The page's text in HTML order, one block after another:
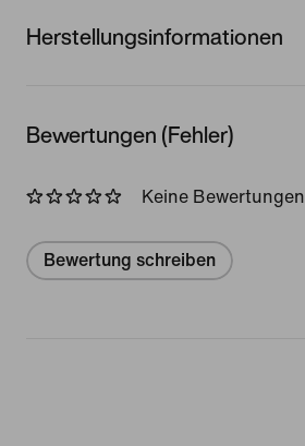
Herstellungsinformationen
Bewertungen (Fehler)
Keine Bewertungen
Bewertung schreiben